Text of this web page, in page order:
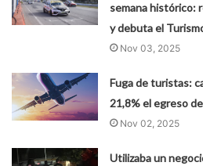
semana histórico:
y debuta el
Nov 03, 2025
Fuga de turistas:
21,8% el egreso
Nov 02, 2025
Utilizaba un